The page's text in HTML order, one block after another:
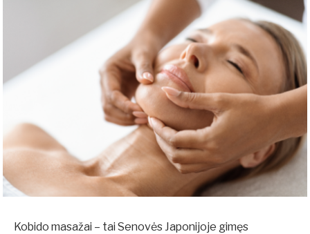
Kobido masažai – tai Senovės Japonijoje gimęs